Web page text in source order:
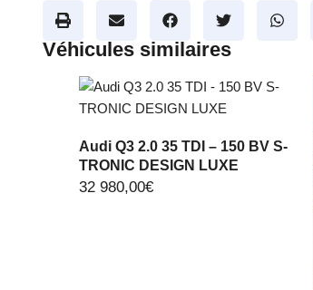
Véhicules similaires
Audi Q3 2.0 35 TDI – 150 BV S-
TRONIC DESIGN LUXE
32 980,00€